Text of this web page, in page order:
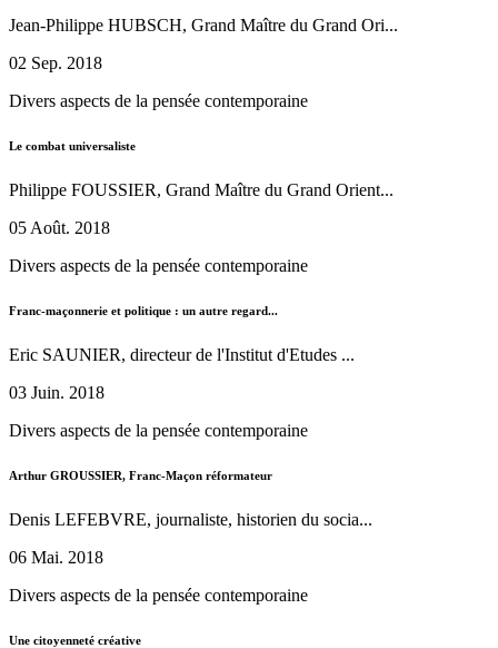
Jean-Philippe HUBSCH, Grand Maître du Grand Ori...
02 Sep. 2018
Divers aspects de la pensée contemporaine
Le combat universaliste
Philippe FOUSSIER, Grand Maître du Grand Orient...
05 Août. 2018
Divers aspects de la pensée contemporaine
Franc-maçonnerie et politique : un autre regard...
Eric SAUNIER, directeur de l'Institut d'Etudes ...
03 Juin. 2018
Divers aspects de la pensée contemporaine
Arthur GROUSSIER, Franc-Maçon réformateur
Denis LEFEBVRE, journaliste, historien du socia...
06 Mai. 2018
Divers aspects de la pensée contemporaine
Une citoyenneté créative